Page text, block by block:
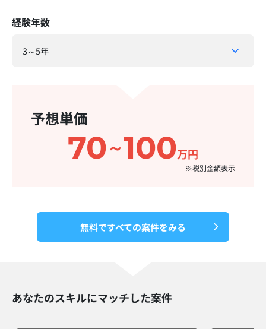
経験年数
予想単価
70～100万円
※税別金額表示​
無料ですべての案件をみる
あなたのスキルにマッチした案件